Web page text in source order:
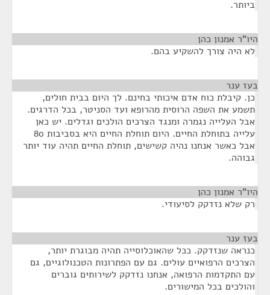
ביותר.
היו"ר אמנון כהן
לא היה צורך להשקיע בהם.
בעז ענר
כן. קיבלת כוח אדם איכותי בחינם. לך היום בבית חולים,
תשמע את השפה הרוסית מהרופא ועד הסניטר, בכל הדרגים.
אבל העלייה נגמרה ומנגד הצרכים הולכים וגדלים. יש כאן
עלייה בתוחלת החיים. היום תוחלת החיים היא בסביבות 80
אבל כאשר אנחנו נהיה קשישים, תוחלת החיים תהיה עוד יותר
גבוהה.
היו"ר אמנון כהן
רק שלא נזדקק לסיעודי.
בעז ענר
כנראה שנזדקק. ככל שהאוכלוסייה תהיה מבוגרת יותר,
הצרכים הרפואיים עולים. גם עם הפתרונות הטכנולוגיים, גם
עם התקדמות הרפואה, אנחנו נזדקק לשירותים גוברים
והולכים בכל המישורים.